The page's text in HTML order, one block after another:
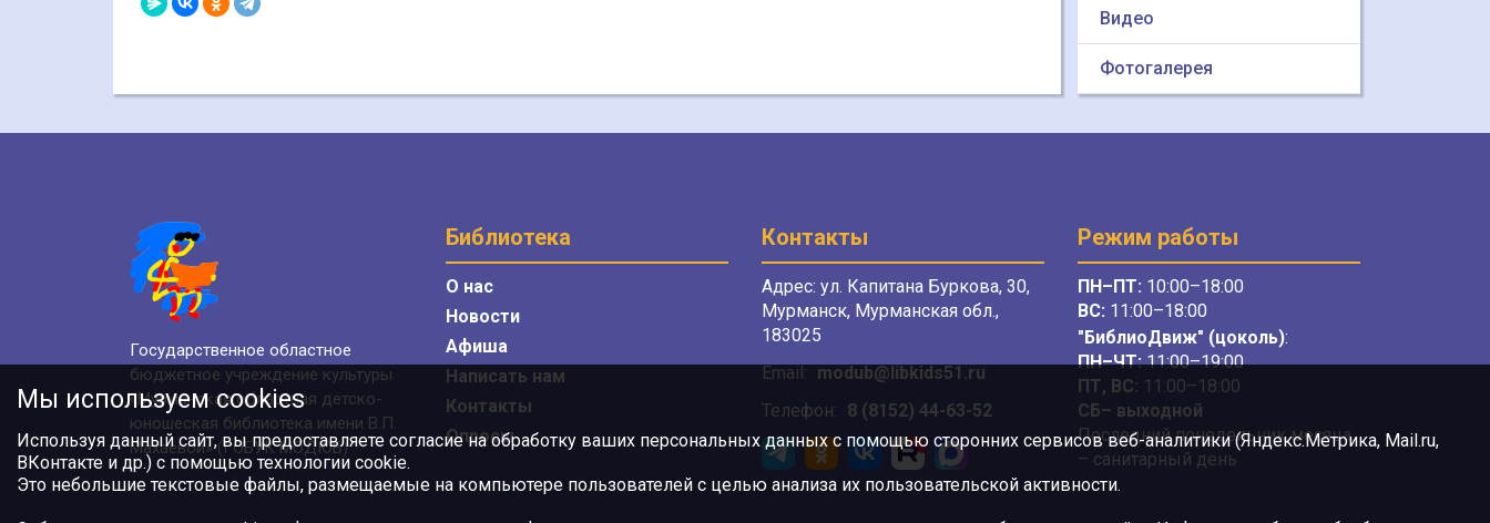
Видео
Фотогалерея
Государственное областное
бюджетное учреждение культуры
«Мурманская областная детско-
юношеская библиотека имени В.П.
Махаевой» (ГОБУК МОДЮБ)
Библиотека
О нас
Новости
Афиша
Написать нам
Контакты
Опросы
Контакты
Адрес: ул. Капитана Буркова, 30,
Мурманск, Мурманская обл.,
183025
Email: modub@libkids51.ru
Телефон: 8 (8152) 44-63-52
Режим работы
ПН–ПТ: 10:00–18:00
ВС: 11:00–18:00
"БиблиоДвиж" (цоколь):
ПН–ЧТ:11:00–19:00
ПТ, ВС: 11:00–18:00
СБ– выходной
Последний понедельник месяца
– санитарный день
Мы используем cookies
Используя данный сайт, вы предоставляете согласие на обработку ваших персональных данных с помощью сторонних сервисов веб-аналитики (Яндекс.Метрика, Mail.ru,
ВКонтакте и др.) с помощью технологии cookie.
Это небольшие текстовые файлы, размещаемые на компьютере пользователей с целью анализа их пользовательской активности.